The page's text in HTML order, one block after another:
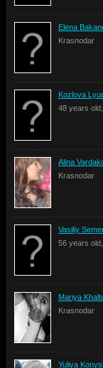
Elena
Krasnodar
Kozlova
48 years
Alina
Krasnodar
Vasiliy
56 years
Mariya
Krasnodar
Yuliya